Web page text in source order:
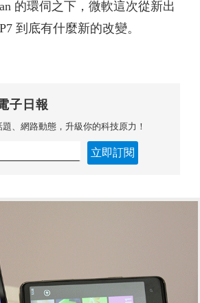
的環伺之下，微軟這次從新出
到底有什麼新的改變。
子日報
、網路動態，升級你的科技原力！
立即訂閱